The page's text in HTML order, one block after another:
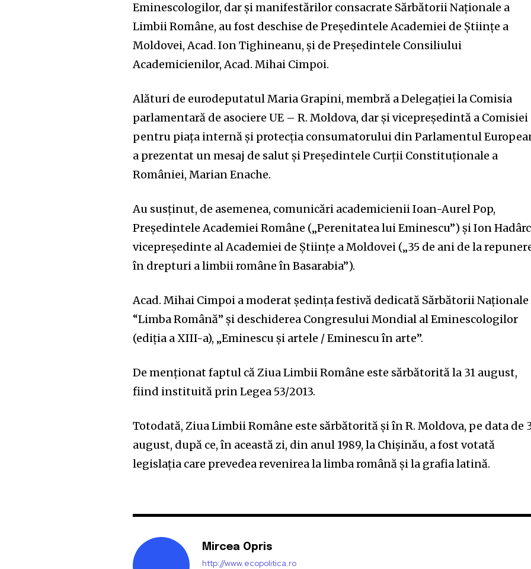
Eminescologilor, dar și manifestărilor consacrate Sărbătorii Naționale a
Limbii Române, au fost deschise de Președintele Academiei de Științe a
Moldovei, Acad. Ion Tighineanu, și de Președintele Consiliului
Academicienilor, Acad. Mihai Cimpoi.
Alături de eurodeputatul Maria Grapini, membră a Delegației la Comisia
parlamentară de asociere UE – R. Moldova, dar și vicepreședintă a Comisiei
pentru piața internă și protecția consumatorului din Parlamentul
a prezentat un mesaj de salut și Președintele Curții Constituționale a
României, Marian Enache.
Au susținut, de asemenea, comunicări academicienii Ioan-Aurel Pop,
Președintele Academiei Române („Perenitatea lui Eminescu”) și Ion
vicepreședinte al Academiei de Științe a Moldovei („35 de ani de la
în drepturi a limbii române în Basarabia”).
Acad. Mihai Cimpoi a moderat ședința festivă dedicată Sărbătorii Naționale
“Limba Română” și deschiderea Congresului Mondial al Eminescologilor
(ediția a XIII-a), „Eminescu și artele / Eminescu în arte”.
De menționat faptul că Ziua Limbii Române este sărbătorită la 31 august,
fiind instituită prin Legea 53/2013.
Totodată, Ziua Limbii Române este sărbătorită și în R. Moldova, pe data de
august, după ce, în această zi, din anul 1989, la Chișinău, a fost votată
legislația care prevedea revenirea la limba română și la grafia latină.
Mircea Opris
http://www.ecopolitica.ro